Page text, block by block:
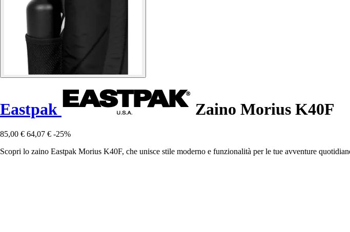
Eastpak Zaino Morius K40F
85,00 € 64,07 € -25%
Scopri lo zaino Eastpak Morius K40F, che unisce stile moderno e funzionalità per le tue avventure